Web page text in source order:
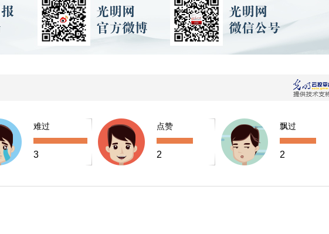
难过
3
点赞
2
飘过
2